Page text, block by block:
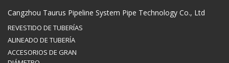
Cangzhou Taurus Pipeline System Pipe Technology Co., Ltd
REVESTIDO DE TUBERÍAS
ALINEADO DE TUBERÍA
ACCESORIOS DE GRAN